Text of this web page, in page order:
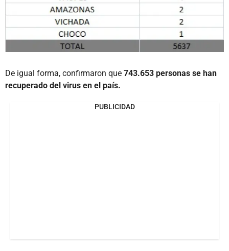
De igual forma, confirmaron que 743.653 personas se han
recuperado del virus en el país.
PUBLICIDAD